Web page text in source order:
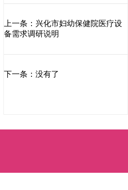
上一条：兴化市妇幼保健院医疗设
备需求调研说明
下一条：没有了